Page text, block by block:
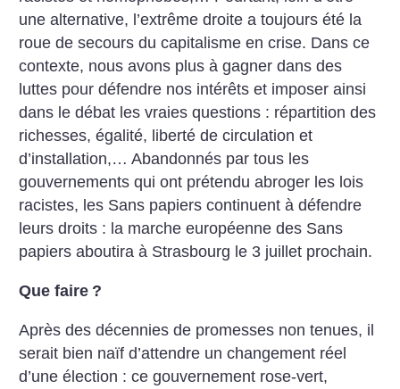
une alternative, l’extrême droite a toujours été la
roue de secours du capitalisme en crise. Dans ce
contexte, nous avons plus à gagner dans des
luttes pour défendre nos intérêts et imposer ainsi
dans le débat les vraies questions : répartition des
richesses, égalité, liberté de circulation et
d’installation,… Abandonnés par tous les
gouvernements qui ont prétendu abroger les lois
racistes, les Sans papiers continuent à défendre
leurs droits : la marche européenne des Sans
papiers aboutira à Strasbourg le 3 juillet prochain.
Que faire ?
Après des décennies de promesses non tenues, il
serait bien naïf d’attendre un changement réel
d’une élection : ce gouvernement rose-vert,